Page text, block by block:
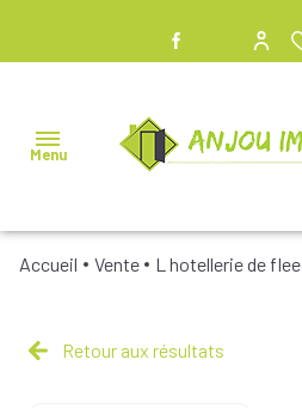
Menu
VENDRE
Accueil Vente L hotellerie de flee
Retour aux résultats